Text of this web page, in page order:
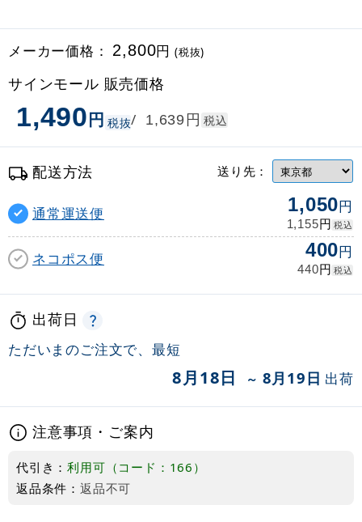
メーカー価格： 2,800円(税抜)
サインモール 販売価格
1,490円 税抜/ 1,639円 税込
配送方法 送り先：
通常運送便 1,050円
1,155円 税込
ネコポス便 400円
440円 税込
出荷日
ただいまのご注文で、最短
8月18日 ～ 8月19日 出荷
注意事項・ご案内
代引き：利用可（コード：166）
返品条件： 返品不可